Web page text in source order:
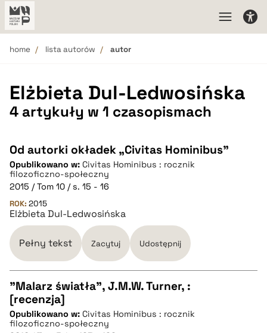
home lista autorów autor
Elżbieta Dul-Ledwosińska
4 artykuły w 1 czasopismach
Od autorki okładek „Civitas Hominibus”
Opublikowano w: Civitas Hominibus : rocznik
filozoficzno-społeczny
2015 / Tom 10 / s. 15 - 16
ROK: 2015
Elżbieta Dul-Ledwosińska
Pełny tekst Zacytuj Udostępnij
CZYSTY TEKST
"Malarz światła", J.M.W. Turner, :
[recenzja]
Opublikowano w: Civitas Hominibus : rocznik
filozoficzno-społeczny